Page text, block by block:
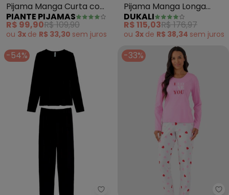
Pijama Manga Curta com
Calça Camila (Poá Preto)
PIANTE PIJAMAS
R$ 99,90R$ 109,90
ou 3x de R$ 33,30 sem juros
Pijama Manga Longa
Suede (Azul)
DUKALI
R$ 115,03R$ 176,97
ou 3x de R$ 38,34 sem juros
-54% -33%